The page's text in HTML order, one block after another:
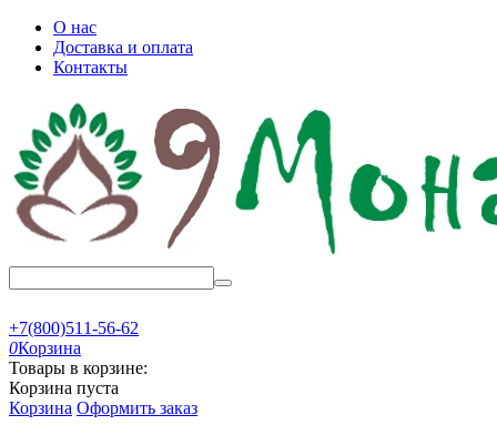
О нас
Доставка и оплата
Контакты
+7(800)511-56-62
0Корзина
Товары в корзине:
Корзина пуста
Корзина Оформить заказ